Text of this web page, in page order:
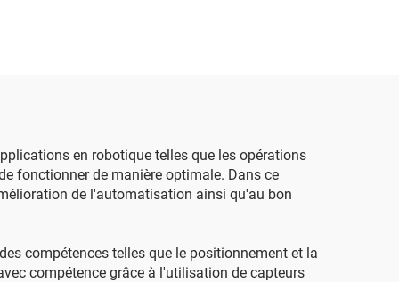
en robotique telles que les opérations
fonctionner de manière optimale. Dans ce
de l'automatisation ainsi qu'au bon
compétences telles que le positionnement et la
compétence grâce à l'utilisation de capteurs